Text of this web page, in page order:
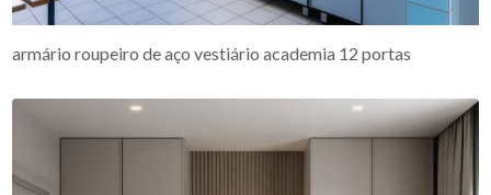
armário roupeiro de aço vestiário academia 12 portas